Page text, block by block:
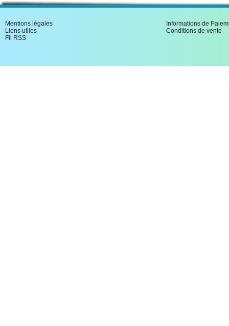
Mentions légales
Liens utiles
Fil RSS
Informations de
Conditions de vente